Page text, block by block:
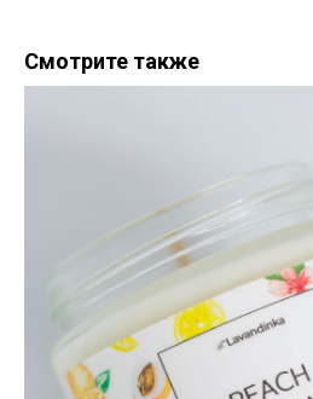
Смотрите также